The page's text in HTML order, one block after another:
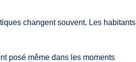
changent souvent. Les habitants
posé même dans les moments